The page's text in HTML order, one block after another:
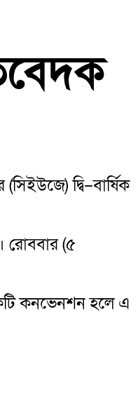
দ্বি–বার্ষিক
রোববার (৫
কনভেনশন হলে এ